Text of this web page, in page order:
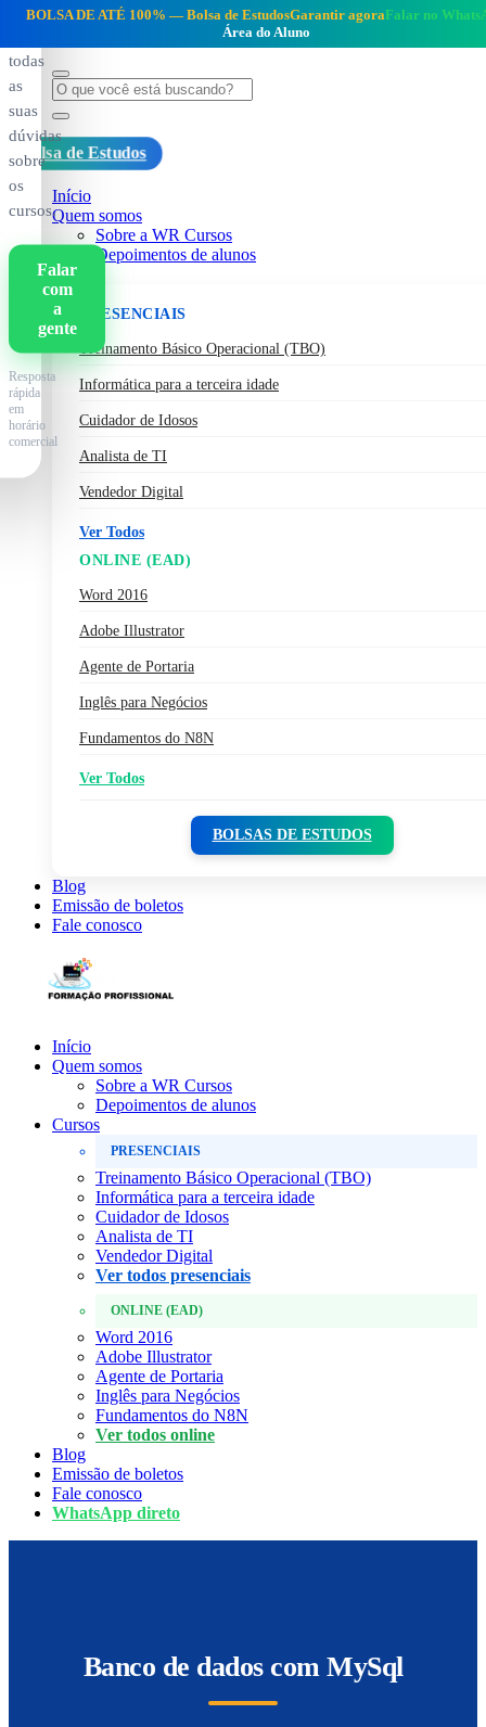
todas
as
suas
dúvidas
sobre
os
cursos.
Falar
com
a
gente
Resposta
rápida
em
horário
comercial
BOLSA DE ATÉ 100% — Bolsa de EstudosGarantir agoraFalar no
Área do Aluno
Bolsa de Estudos
Início
Quem somos
Sobre a WR Cursos
Depoimentos de alunos
Cursos
PRESENCIAIS
Treinamento Básico Operacional (TBO)
Informática para a terceira idade
Cuidador de Idosos
Analista de TI
Vendedor Digital
Ver Todos
ONLINE (EAD)
Word 2016
Adobe Illustrator
Agente de Portaria
Inglês para Negócios
Fundamentos do N8N
Ver Todos
BOLSAS DE ESTUDOS
Blog
Emissão de boletos
Fale conosco
Início
Quem somos
Sobre a WR Cursos
Depoimentos de alunos
Cursos
PRESENCIAIS
Treinamento Básico Operacional (TBO)
Informática para a terceira idade
Cuidador de Idosos
Analista de TI
Vendedor Digital
Ver todos presenciais
ONLINE (EAD)
Word 2016
Adobe Illustrator
Agente de Portaria
Inglês para Negócios
Fundamentos do N8N
Ver todos online
Blog
Emissão de boletos
Fale conosco
WhatsApp direto
Banco de dados com MySql